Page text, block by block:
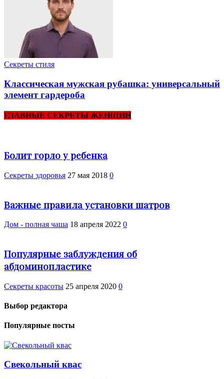
Секреты стиля
Классическая мужская рубашка: универсальный
элемент гардероба
ГЛАВНЫЕ СЕКРЕТЫ ЖЕНЩИН
Болит горло у ребенка
Cекреты здоровья 27 мая 2018 0
Важные правила установки шатров
Дом - полная чаша 18 апреля 2022 0
Популярные заблуждения об
абдоминопластике
Секреты красоты 25 апреля 2020 0
Выбор редактора
Популярные посты
Свекольный квас